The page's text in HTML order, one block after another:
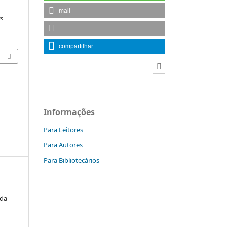
-
mail
compartilhar
Informações
Para Leitores
Para Autores
Para Bibliotecários